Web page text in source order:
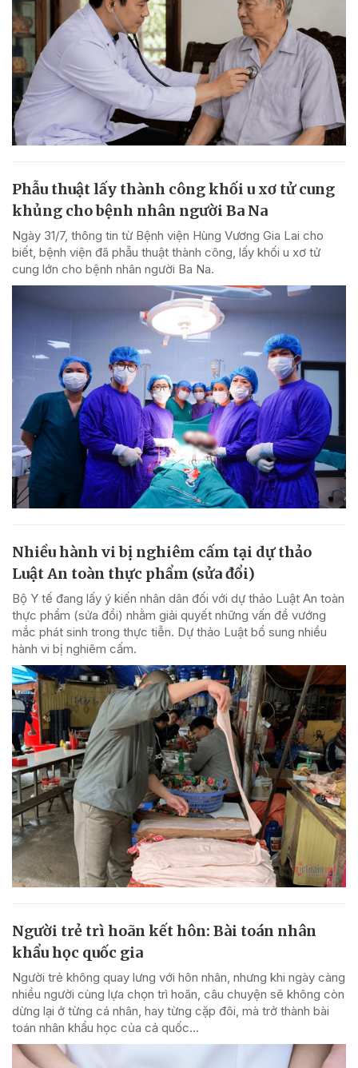
Phẫu thuật lấy thành công khối u xơ tử cung
khủng cho bệnh nhân người Ba Na
Ngày 31/7, thông tin từ Bệnh viện Hùng Vương Gia Lai cho
biết, bệnh viện đã phẫu thuật thành công, lấy khối u xơ tử
cung lớn cho bệnh nhân người Ba Na.
Nhiều hành vi bị nghiêm cấm tại dự thảo
Luật An toàn thực phẩm (sửa đổi)
Bộ Y tế đang lấy ý kiến nhân dân đối với dự thảo Luật An toàn
thực phẩm (sửa đổi) nhằm giải quyết những vấn đề vướng
mắc phát sinh trong thực tiễn. Dự thảo Luật bổ sung nhiều
hành vi bị nghiêm cấm.
Người trẻ trì hoãn kết hôn: Bài toán nhân
khẩu học quốc gia
Người trẻ không quay lưng với hôn nhân, nhưng khi ngày càng
nhiều người cùng lựa chọn trì hoãn, câu chuyện sẽ không còn
dừng lại ở từng cá nhân, hay từng cặp đôi, mà trở thành bài
toán nhân khẩu học của cả quốc...